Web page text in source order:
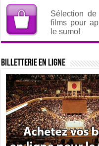
Sélection
films pour
le sumo!
Billetterie en ligne